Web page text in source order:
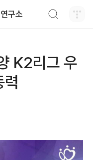
구소
K2리그 우
력